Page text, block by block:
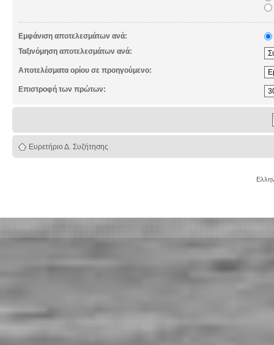
Εμφάνιση αποτελεσμάτων ανά:
Ταξινόμηση αποτελεσμάτων ανά:
Αποτελέσματα ορίου σε προηγούμενο:
Επιστροφή των πρώτων:
Ευρετήριο Δ. Συζήτησης